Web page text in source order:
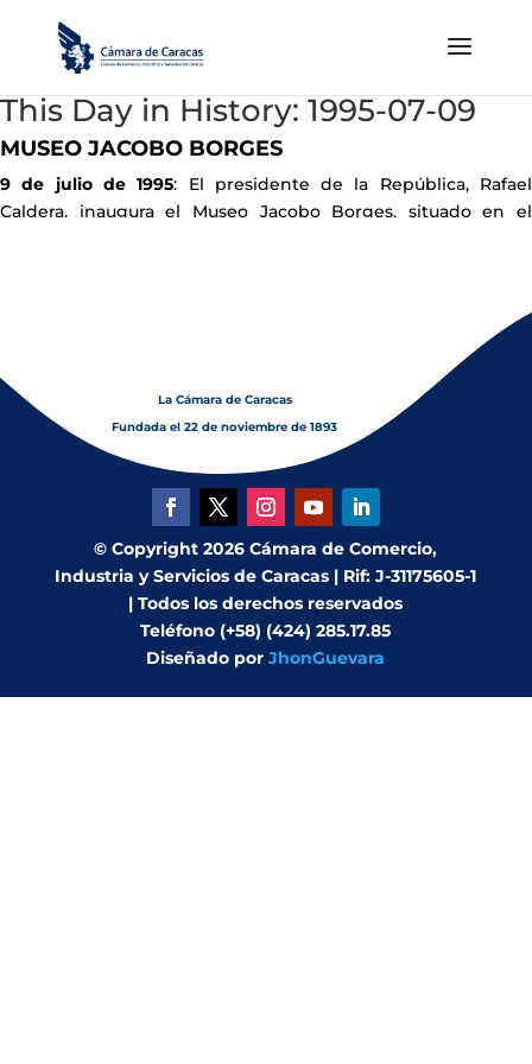
This Day in History: 1995-07-09
MUSEO JACOBO BORGES
9 de julio de 1995: El presidente de la República, Rafael
Caldera, inaugura el Museo Jacobo Borges, situado en el
La Cámara de Caracas
Fundada el 22 de noviembre de 1893
© Copyright 2026 Cámara de Comercio,
Industria y Servicios de Caracas | Rif: J-31175605-1
| Todos los derechos reservados
Teléfono (+58) (424) 285.17.85
Diseñado porJhonGuevara